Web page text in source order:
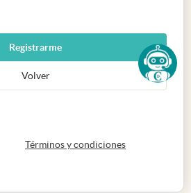
Registrarme
Volver
abre en nueva pestaña
Términos y condicionesabre en nueva